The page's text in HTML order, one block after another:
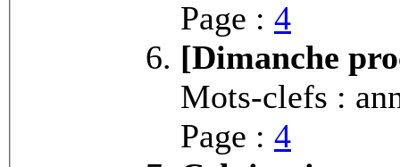
Page : 4
[Dimanche
Mots-clefs :
Page : 4